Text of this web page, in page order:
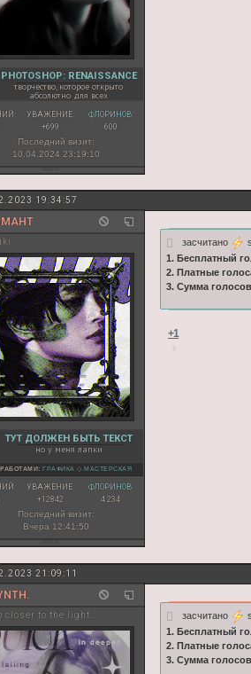
PHOTOSHOP: RENAISSANCE
творчество, которое открыто
абсолютно для всех
УВАЖЕНИЕ:
+699
ФЛОРИНОВ:
600
Последний визит:
10.04.2024 23:19:10
19:34:57
ТУТ ДОЛЖЕН БЫТЬ ТЕКСТ
но у меня лапки
ГРАФИКА ◇ МАСТЕРСКАЯ
УВАЖЕНИЕ:
+12842
ФЛОРИНОВ:
4 234
Последний визит:
Вчера 12:41:50
засчитано
1. Бесплатный
2. Платные
3. Сумма
+1
21:09:11
closer to the light... засчитано
1. Бесплатный
2. Платные
3. Сумма